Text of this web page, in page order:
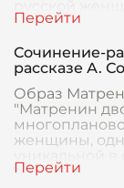
Сочинение-
рассказе А.
Образ
"Матренин
женщины,